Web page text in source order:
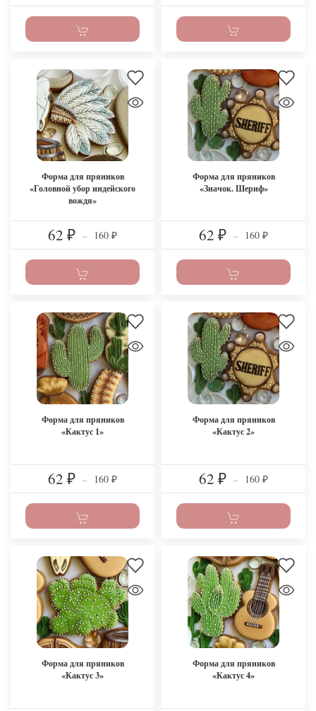
Форма для пряников
«Головной убор индейского
вождя»
62 ₽ – 160 ₽
Форма для пряников
«Значок. Шериф»
62 ₽ – 160 ₽
Форма для пряников
«Кактус 1»
62 ₽ – 160 ₽
Форма для пряников
«Кактус 2»
62 ₽ – 160 ₽
Форма для пряников
«Кактус 3»
Форма для пряников
«Кактус 4»